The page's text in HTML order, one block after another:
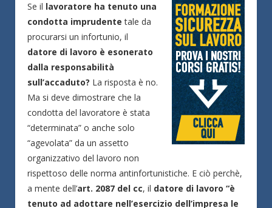
Se il lavoratore ha tenuto una
condotta imprudente tale da
procurarsi un infortunio, il
datore di lavoro è esonerato
dalla responsabilità
sull’accaduto? La risposta è no.
Ma si deve dimostrare che la
condotta del lavoratore è stata
“determinata” o anche solo
“agevolata” da un assetto
organizzativo del lavoro non
rispettoso delle norma antinfortunistiche. E ciò perchè,
a mente dell’art. 2087 del cc, il datore di lavoro “è
tenuto ad adottare nell’esercizio dell’impresa le